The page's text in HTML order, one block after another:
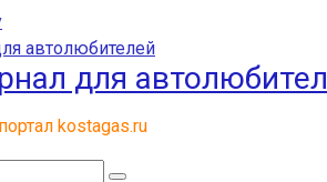
для
kostagas.ru